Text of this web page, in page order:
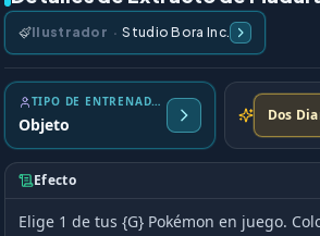
Ilustrador · Studio Bora Inc.
TIPO DE ENTRENADOR
Objeto Dos
Efecto
Elige 1 de tus {G} Pokémon en juego.